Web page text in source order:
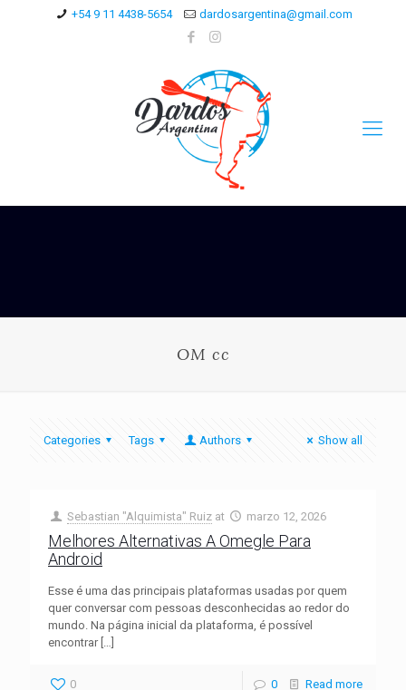
+54 9 11 4438-5654 dardosargentina@gmail.com
OM cc
Categories Tags Authors Show all
Sebastian "Alquimista" Ruiz at marzo 12, 2026
Melhores Alternativas A Omegle Para
Android
Esse é uma das principais plataformas usadas por quem
quer conversar com pessoas desconhecidas ao redor do
mundo. Na página inicial da plataforma, é possível
encontrar[…]
0 0 Read more